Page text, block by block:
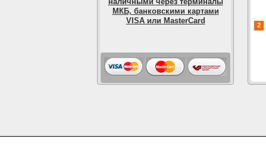
МКБ, банковскими картами
VISA или MasterCard
2